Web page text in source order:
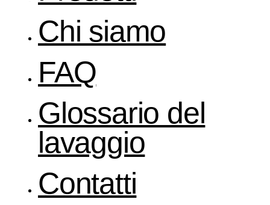
Chi siamo
FAQ
Glossario del
lavaggio
Contatti